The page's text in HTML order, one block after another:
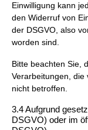
Einwilligung kann
den Widerruf von
der DSGVO, also
worden sind.
Bitte beachten Sie,
Verarbeitungen, die
nicht betroffen.
3.4 Aufgrund
DSGVO) oder im